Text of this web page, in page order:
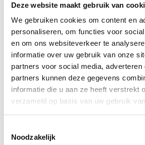
Deze website maakt gebruik van
We gebruiken cookies om content en
personaliseren, om functies voor
en om ons websiteverkeer te
informatie over uw gebruik van onze
partners voor social media, adverteren
partners kunnen deze gegevens
informatie die u aan ze heeft verstrekt
verzameld op basis van uw gebruik
Noodzakelijk
Wat zijn enkele
comforttips?
Wikkel het verband niet te strak
bloedstroom kan afsnijden
Verwijder het verband minstens
Wacht een paar minuten ​​en
aan. Vraag je zorgverlener of je
Verwijder het verband als een